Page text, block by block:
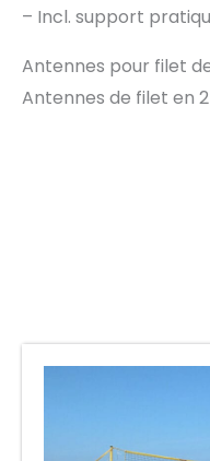
– Incl. support
Antennes pour filet
Antennes de filet en